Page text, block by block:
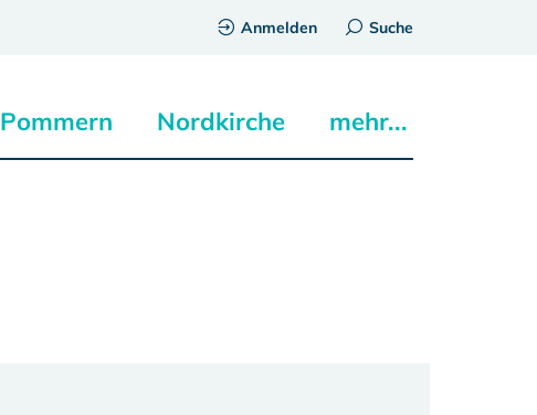
Anmelden Suche
Pommern Nordkirche mehr...